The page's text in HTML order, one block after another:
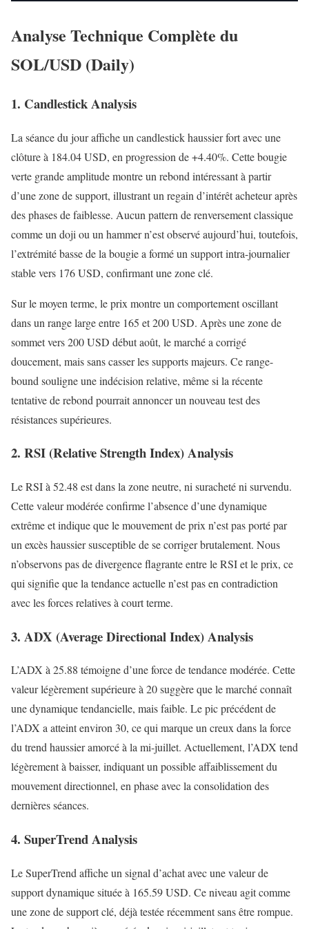
Analyse Technique Complète du
SOL/USD (Daily)
1. Candlestick Analysis
La séance du jour affiche un candlestick haussier fort avec une
clôture à 184.04 USD, en progression de +4.40%. Cette bougie
verte grande amplitude montre un rebond intéressant à partir
d’une zone de support, illustrant un regain d’intérêt acheteur après
des phases de faiblesse. Aucun pattern de renversement classique
comme un doji ou un hammer n’est observé aujourd’hui, toutefois,
l’extrémité basse de la bougie a formé un support intra-journalier
stable vers 176 USD, confirmant une zone clé.
Sur le moyen terme, le prix montre un comportement oscillant
dans un range large entre 165 et 200 USD. Après une zone de
sommet vers 200 USD début août, le marché a corrigé
doucement, mais sans casser les supports majeurs. Ce range-
bound souligne une indécision relative, même si la récente
tentative de rebond pourrait annoncer un nouveau test des
résistances supérieures.
2. RSI (Relative Strength Index) Analysis
Le RSI à 52.48 est dans la zone neutre, ni suracheté ni survendu.
Cette valeur modérée confirme l’absence d’une dynamique
extrême et indique que le mouvement de prix n’est pas porté par
un excès haussier susceptible de se corriger brutalement. Nous
n’observons pas de divergence flagrante entre le RSI et le prix, ce
qui signifie que la tendance actuelle n’est pas en contradiction
avec les forces relatives à court terme.
3. ADX (Average Directional Index) Analysis
L’ADX à 25.88 témoigne d’une force de tendance modérée. Cette
valeur légèrement supérieure à 20 suggère que le marché connaît
une dynamique tendancielle, mais faible. Le pic précédent de
l’ADX a atteint environ 30, ce qui marque un creux dans la force
du trend haussier amorcé à la mi-juillet. Actuellement, l’ADX tend
légèrement à baisser, indiquant un possible affaiblissement du
mouvement directionnel, en phase avec la consolidation des
dernières séances.
4. SuperTrend Analysis
Le SuperTrend affiche un signal d’achat avec une valeur de
support dynamique située à 165.59 USD. Ce niveau agit comme
une zone de support clé, déjà testée récemment sans être rompue.